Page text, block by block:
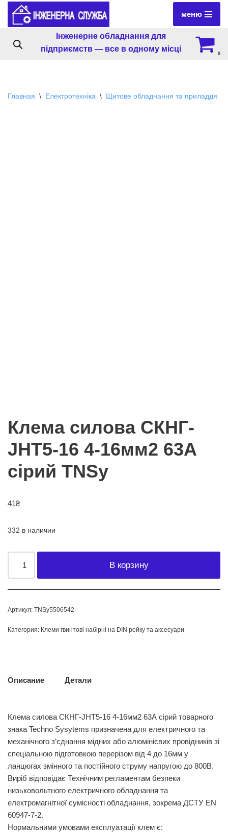
Перейти
содержимому
меню
Інженерне обладнання для
підприємств — все в одному місці
0
Главная \ Електротехніка \ Щитове обладнання та приладдя
Клема силова СКНГ-
JHT5-16 4-16мм2 63А
сірий TNSy
41₴
332 в наличии
В корзину
Артикул: TNSy5506542
Категория: Клеми гвинтові набірні на DIN рейку та аксесуари
Описание Детали
Клема силова СКНГ-JHT5-16 4-16мм2 63А сірий товарного
знака Techno Sysytems призначена для електричного та
механічного з’єднання мідних або алюмінієвих провідників зі
спеціальною підготовкою перерізом від 4 до 16мм у
ланцюгах змінного та постійного струму напругою до 800В.
Виріб відповідає Технічним регламентам безпеки
низьковольтного електричного обладнання та
електромагнітної сумісності обладнання, зокрема ДСТУ EN
60947-7-2.
Нормальними умовами експлуатації клем є: